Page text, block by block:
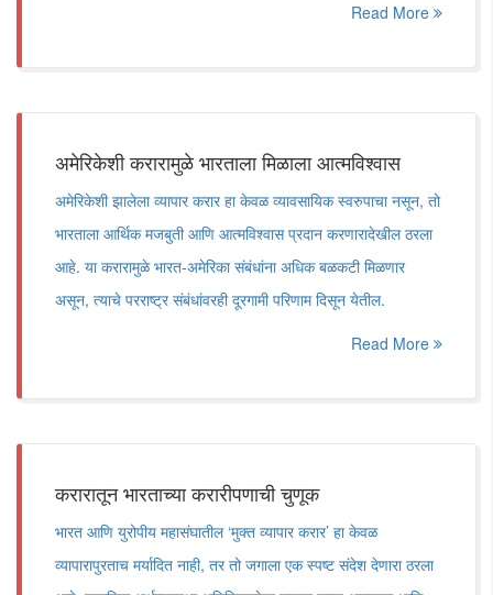
Read More
अमेरिकेशी करारामुळे भारताला मिळाला आत्मविश्वास
अमेरिकेशी झालेला व्यापार करार हा केवळ व्यावसायिक स्वरुपाचा नसून, तो
भारताला आर्थिक मजबुती आणि आत्मविश्वास प्रदान करणारादेखील ठरला
आहे. या करारामुळे भारत-अमेरिका संबंधांना अधिक बळकटी मिळणार
असून, त्याचे परराष्ट्र संबंधांवरही दूरगामी परिणाम दिसून येतील.
Read More
करारातून भारताच्या करारीपणाची चुणूक
भारत आणि युरोपीय महासंघातील ‘मुक्त व्यापार करार’ हा केवळ
व्यापारापुरताच मर्यादित नाही, तर तो जगाला एक स्पष्ट संदेश देणारा ठरला